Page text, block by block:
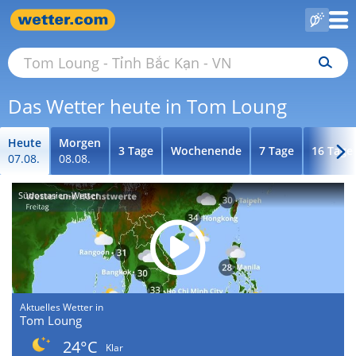
Das Wetter heute in Tom Loung
Heute
07.08.
Morgen
08.08.
3 Tage Wochenende 7 Tage 16 Tage
Südostasien-Wetter
Aktuelles Wetter in
Tom Loung
24°C
Klar